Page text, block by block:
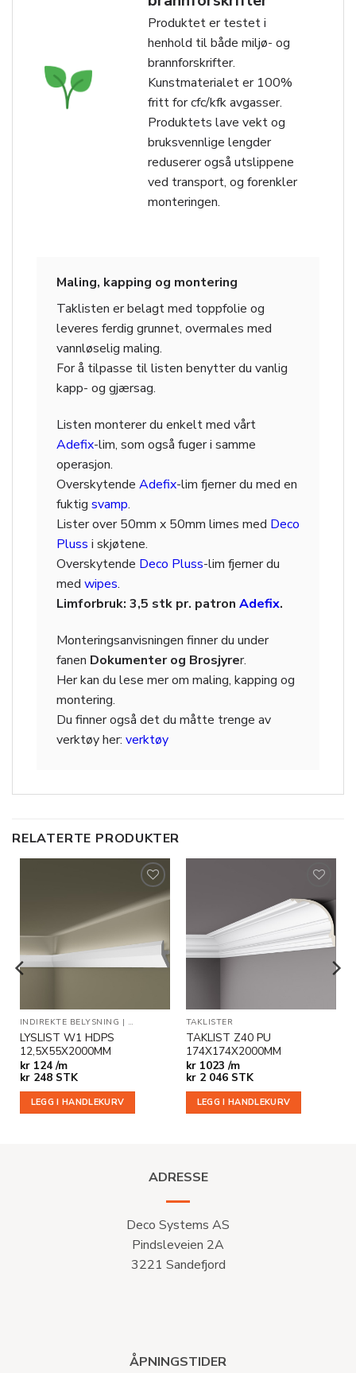
Produktet er testet i
henhold til både miljø- og
brannforskrifter.
Kunstmaterialet er 100%
fritt for cfc/kfk avgasser.
Produktets lave vekt og
bruksvennlige lengder
reduserer også utslippene
ved transport, og forenkler
monteringen.
Maling, kapping og montering
Taklisten er belagt med toppfolie og
leveres ferdig grunnet, overmales med
vannløselig maling.
For å tilpasse til listen benytter du vanlig
kapp- og gjærsag.
Listen monterer du enkelt med vårt
Adefix-lim, som også fuger i samme
operasjon.
Overskytende Adefix-lim fjerner du med en
fuktig svamp.
Lister over 50mm x 50mm limes med Deco
Pluss i skjøtene.
Overskytende Deco Pluss-lim fjerner du
med wipes.
Limforbruk: 3,5 stk pr. patron Adefix.
Monteringsanvisningen finner du under
fanen Dokumenter og Brosjyrer.
Her kan du lese mer om maling, kapping og
montering.
Du finner også det du måtte trenge av
verktøy her: verktøy
RELATERTE PRODUKTER
Legg til
ønskeliste
INDIREKTE BELYSNING | TAKLISTER
LYSLIST W1 HDPS
12,5X55X2000MM
kr124 /m
kr248 STK
LEGG I HANDLEKURV
Legg til
i
ønskeliste
TAKLISTER
TAKLIST Z40 PU
174X174X2000MM
kr1023 /m
kr2 046 STK
LEGG I HANDLEKURV
ADRESSE
Deco Systems AS
Pindsleveien 2A
3221 Sandefjord
ÅPNINGSTIDER